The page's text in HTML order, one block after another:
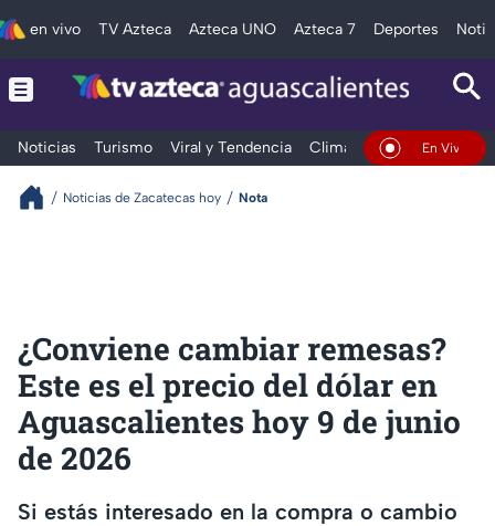
en vivo TV Azteca Azteca UNO Azteca 7 Deportes
Noticias Turismo Viral y Tendencia Clima DeportesEn Vivo
Noticias de Zacatecas hoy Nota
¿Conviene cambiar remesas?
Este es el precio del dólar en
Aguascalientes hoy 9 de junio
de 2026
Si estás interesado en la compra o cambio